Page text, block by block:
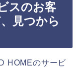
スのお客
見つから
HOMEのサービ